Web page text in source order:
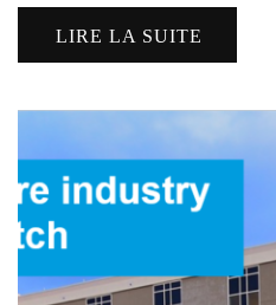
LIRE LA SUITE